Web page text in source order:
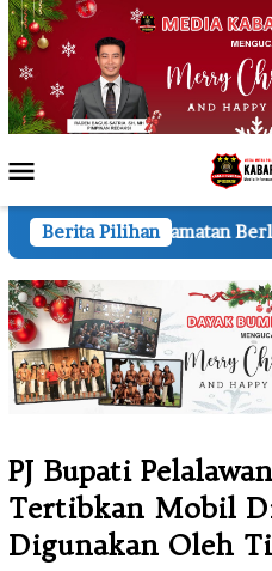
Loncat
ke
konten
Mobile
Berita Pilihan
Berlalu Lintas
PJ Bupati
Tertibkan Mobil
Digunakan Oleh